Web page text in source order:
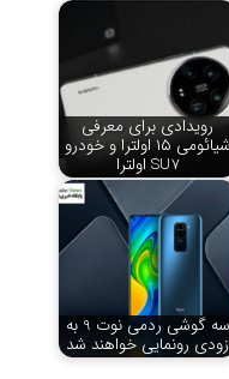
رویدادی برای معرفی
شیائومی ۱۵ اولترا و خودرو
SU7 اولترا
سه گوشی ردمی نوت 9 به
زودی رونمایی خواهند شد